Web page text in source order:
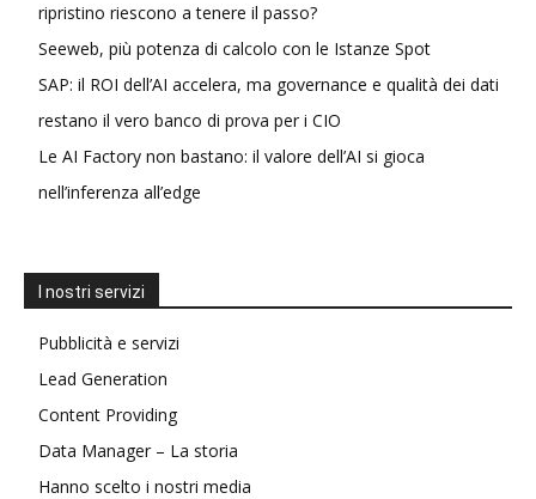
ripristino riescono a tenere il passo?
Seeweb, più potenza di calcolo con le Istanze Spot
SAP: il ROI dell’AI accelera, ma governance e qualità dei dati
restano il vero banco di prova per i CIO
Le AI Factory non bastano: il valore dell’AI si gioca
nell’inferenza all’edge
I nostri servizi
Pubblicità e servizi
Lead Generation
Content Providing
Data Manager – La storia
Hanno scelto i nostri media